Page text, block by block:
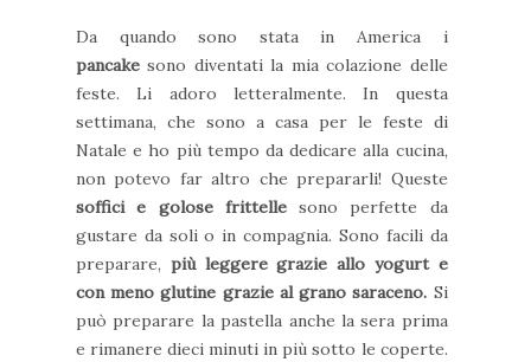
Da quando sono stata in America i
pancake sono diventati la mia colazione delle
feste. Li adoro letteralmente. In questa
settimana, che sono a casa per le feste di
Natale e ho più tempo da dedicare alla cucina,
non potevo far altro che prepararli! Queste
soffici e golose frittellesono perfette da
gustare da soli o in compagnia. Sono facili da
preparare, più leggere grazie allo yogurt e
con meno glutine grazie al grano saraceno. Si
può preparare la pastella anche la sera prima
e rimanere dieci minuti in più sotto le coperte.